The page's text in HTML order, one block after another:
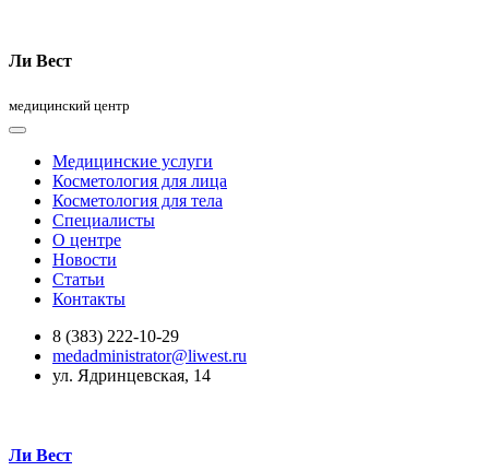
Ли Вест
медицинский центр
Медицинские услуги
Косметология для лица
Косметология для тела
Специалисты
О центре
Новости
Статьи
Контакты
8 (383) 222-10-29
medadministrator@liwest.ru
ул. Ядринцевская, 14
Ли Вест